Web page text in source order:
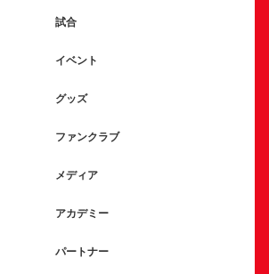
試合
イベント
グッズ
ファンクラブ
メディア
アカデミー
パートナー